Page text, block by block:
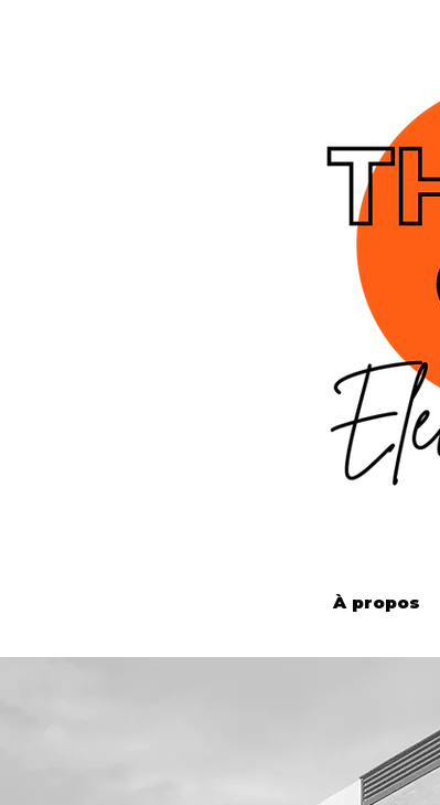
À propos